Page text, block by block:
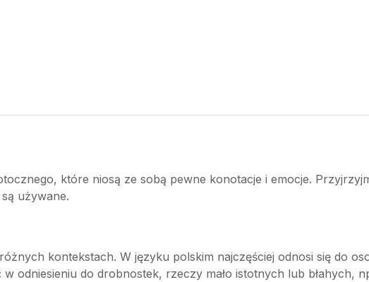
które niosą ze sobą pewne konotacje i emocje.
używane.
kontekstach. W języku polskim najczęściej odnosi się do
odniesieniu do drobnostek, rzeczy mało istotnych lub błahych,